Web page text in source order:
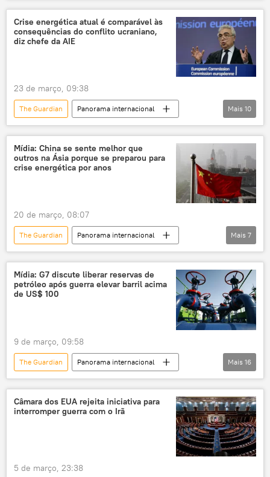
Teerã
Ministério das Relações Exteriores
operação militar
EUA
Crise energética atual é comparável às
consequências do conflito ucraniano,
diz chefe da AIE
23 de março, 09:38
The Guardian
Panorama internacional
Fatih Birol
Irã
Oriente Médio
golfo Pérsico
Agência Internacional de Energia (AIE)
crise
Mais 10
Mídia: China se sente melhor que
outros na Ásia porque se preparou para
crise energética por anos
20 de março, 08:07
The Guardian
Panorama internacional
Ásia e Oceania
Mundo
Xi Jinping
Irã
China
Oriente Médio
Sputnik
Mais 7
Mídia: G7 discute liberar reservas de
petróleo após guerra elevar barril acima
de US$ 100
9 de março, 09:58
The Guardian
Panorama internacional
Europa
Oriente Médio
G7
Economia
tensão geopolítica
Irã
EUA
petróleo e gás
Estados Unidos
Mais 16
Câmara dos EUA rejeita iniciativa para
interromper guerra com o Irã
5 de março, 23:38